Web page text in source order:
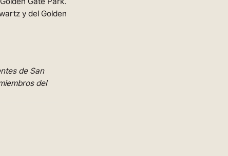
y del Golden
de San
del